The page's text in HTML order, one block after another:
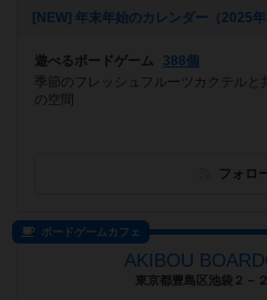
[NEW] 年末年始のカレンダー（2025
遊べるボードゲーム
388個
季節のフレッシュフルーツカクテルと
の空間
フォロ
ボードゲームカフェ
AKIBOU
東京都豊島区池袋２－